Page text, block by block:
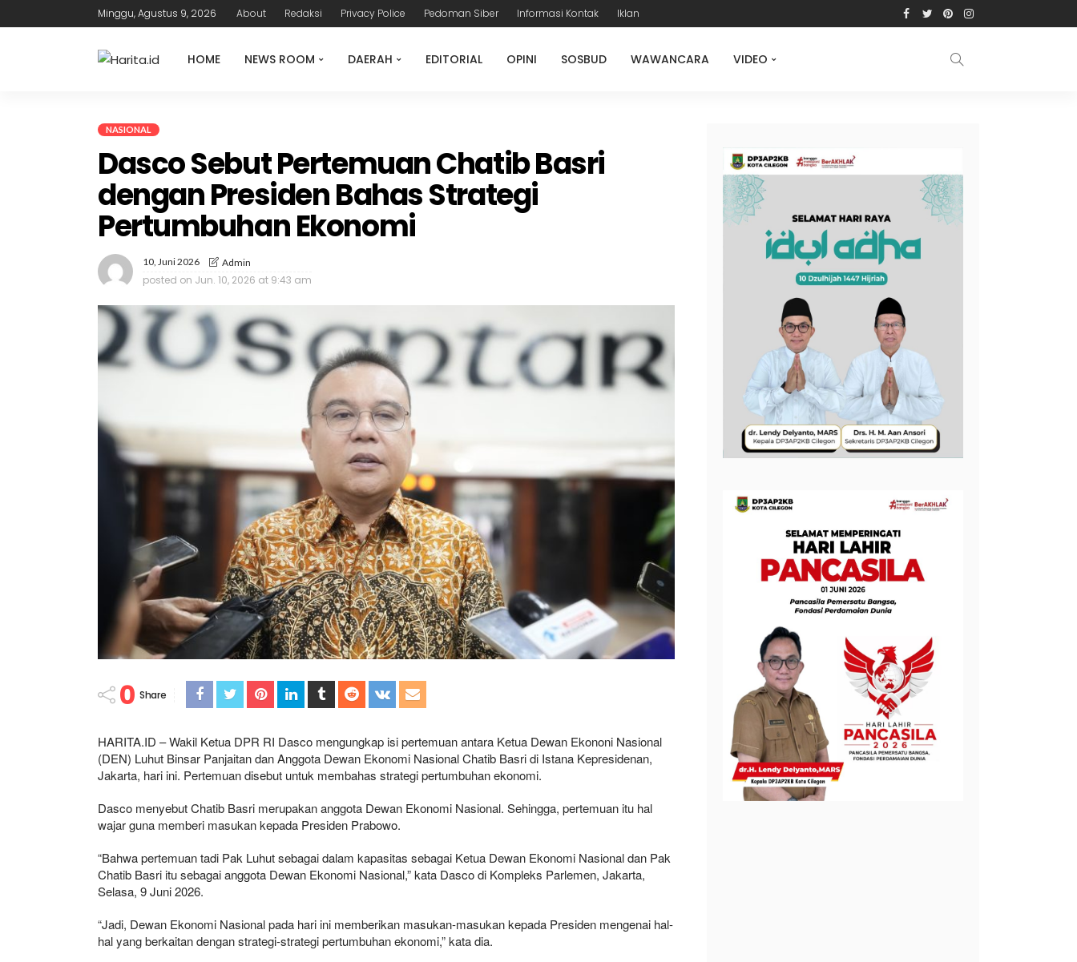
Minggu, Agustus 9, 2026 About Redaksi Privacy Police Pedoman Siber Informasi Kontak Iklan
HOME NEWS ROOM DAERAH EDITORIAL OPINI SOSBUD WAWANCARA VIDEO
NASIONAL
Dasco Sebut Pertemuan Chatib Basri
dengan Presiden Bahas Strategi
Pertumbuhan Ekonomi
10, Juni 2026 Admin
posted on Jun. 10, 2026 at 9:43 am
0 Share
HARITA.ID – Wakil Ketua DPR RI Dasco mengungkap isi pertemuan antara Ketua Dewan Ekononi Nasional
(DEN) Luhut Binsar Panjaitan dan Anggota Dewan Ekonomi Nasional Chatib Basri di Istana Kepresidenan,
Jakarta, hari ini. Pertemuan disebut untuk membahas strategi pertumbuhan ekonomi.
Dasco menyebut Chatib Basri merupakan anggota Dewan Ekonomi Nasional. Sehingga, pertemuan itu hal
wajar guna memberi masukan kepada Presiden Prabowo.
“Bahwa pertemuan tadi Pak Luhut sebagai dalam kapasitas sebagai Ketua Dewan Ekonomi Nasional dan Pak
Chatib Basri itu sebagai anggota Dewan Ekonomi Nasional,” kata Dasco di Kompleks Parlemen, Jakarta,
Selasa, 9 Juni 2026.
“Jadi, Dewan Ekonomi Nasional pada hari ini memberikan masukan-masukan kepada Presiden mengenai hal-
hal yang berkaitan dengan strategi-strategi pertumbuhan ekonomi,” kata dia.